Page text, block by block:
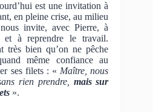
est une invitation à
en pleine crise, au milieu
invite, avec Pierre, à
et à reprendre le travail.
très bien qu’on ne pêche
même confiance au
ses filets : « Maître, nous
rien prendre, mais sur
».